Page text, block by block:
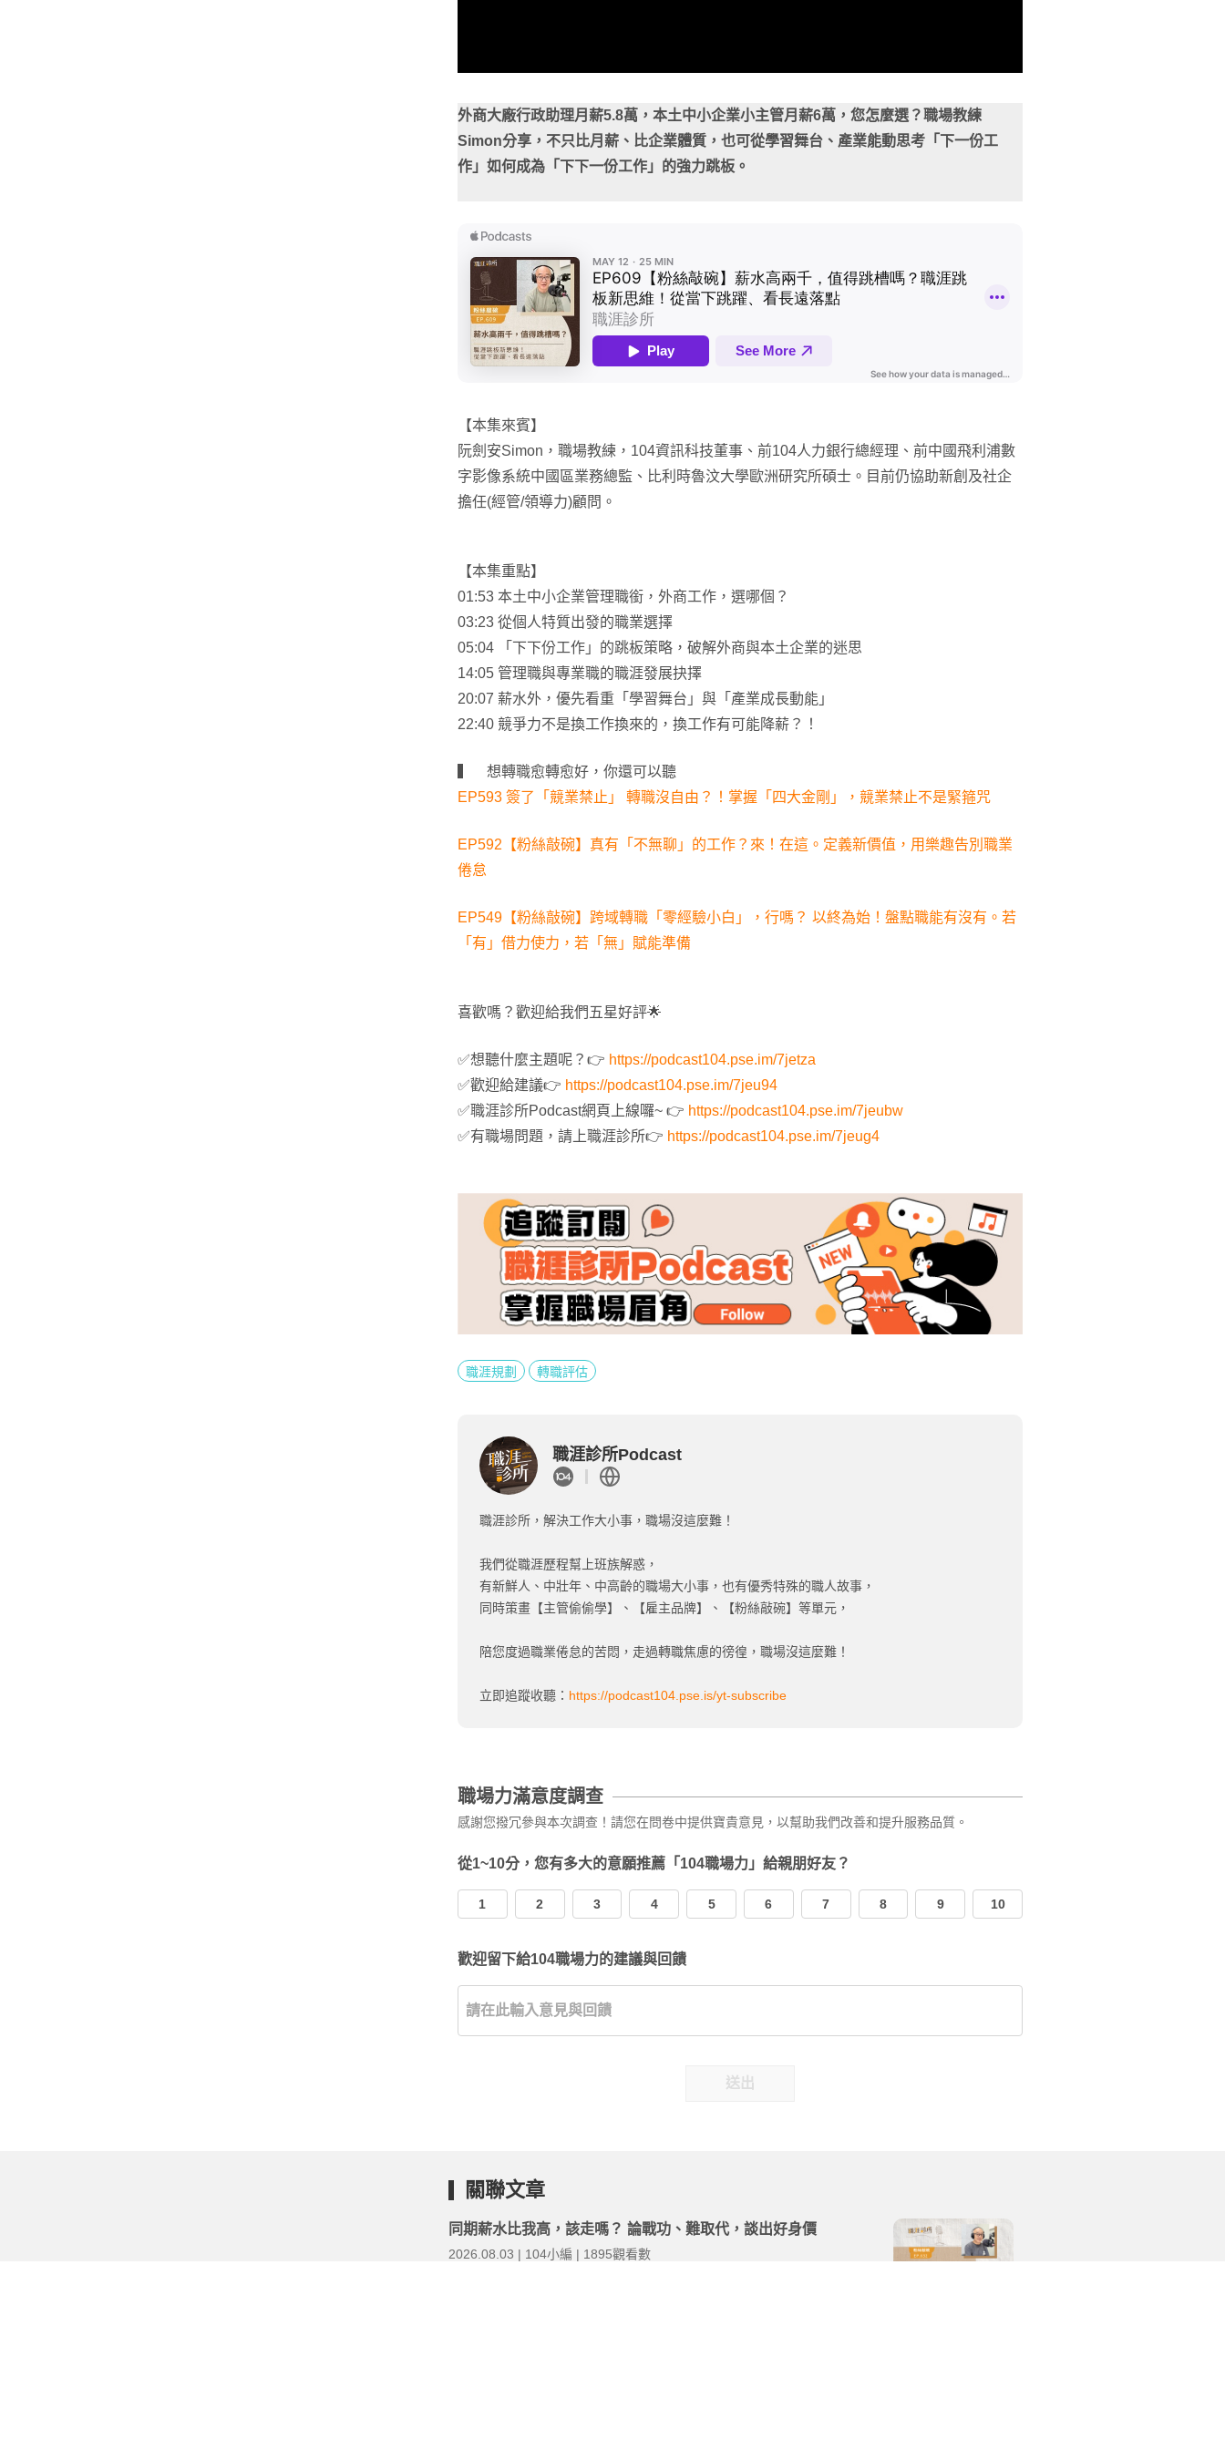
外商大廠行政助理月薪5.8萬，本土中小企業小主管月薪6萬，您怎麼選？職場教練
Simon分享，不只比月薪、比企業體質，也可從學習舞台、產業能動思考「下一份工
作」如何成為「下下一份工作」的強力跳板。
【本集來賓】
阮劍安Simon，職場教練，104資訊科技董事、前104人力銀行總經理、前中國飛利浦數
字影像系統中國區業務總監、比利時魯汶大學歐洲研究所碩士。目前仍協助新創及社企
擔任(經管/領導力)顧問。
【本集重點】
01:53 本土中小企業管理職銜，外商工作，選哪個？
03:23 從個人特質出發的職業選擇
05:04 「下下份工作」的跳板策略，破解外商與本土企業的迷思
14:05 管理職與專業職的職涯發展抉擇
20:07 薪水外，優先看重「學習舞台」與「產業成長動能」
22:40 競爭力不是換工作換來的，換工作有可能降薪？！
▍ 想轉職愈轉愈好，你還可以聽
EP593 簽了「競業禁止」 轉職沒自由？！掌握「四大金剛」，競業禁止不是緊箍咒
EP592【粉絲敲碗】真有「不無聊」的工作？來！在這。定義新價值，用樂趣告別職業
倦怠
EP549【粉絲敲碗】跨域轉職「零經驗小白」，行嗎？ 以終為始！盤點職能有沒有。若
「有」借力使力，若「無」賦能準備
喜歡嗎？歡迎給我們五星好評🌟
✅想聽什麼主題呢？👉 https://podcast104.pse.im/7jetza
✅歡迎給建議👉 https://podcast104.pse.im/7jeu94
✅職涯診所Podcast網頁上線囉~ 👉 https://podcast104.pse.im/7jeubw
✅有職場問題，請上職涯診所👉 https://podcast104.pse.im/7jeug4
職涯規劃 轉職評估
職涯診所Podcast
職涯診所，解決工作大小事，職場沒這麼難！
我們從職涯歷程幫上班族解惑，
有新鮮人、中壯年、中高齡的職場大小事，也有優秀特殊的職人故事，
同時策畫【主管偷偷學】、【雇主品牌】、【粉絲敲碗】等單元，
陪您度過職業倦怠的苦悶，走過轉職焦慮的徬徨，職場沒這麼難！
立即追蹤收聽： https://podcast104.pse.is/yt-subscribe
職場力滿意度調查
感謝您撥冗參與本次調查！請您在問卷中提供寶貴意見，以幫助我們改善和提升服務品質。
從1~10分，您有多大的意願推薦「104職場力」給親朋好友？
1 2 3 4 5 6 7 8 9 10
歡迎留下給104職場力的建議與回饋
送出
關聯文章
同期薪水比我高，該走嗎？ 論戰功、難取代，談出好身價
2026.08.03 | 104小編 | 1895觀看數